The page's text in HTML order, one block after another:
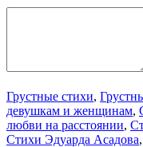
Грустные стихи,
девушкам и женщинам,
любви на расстоянии,
Стихи Эдуарда Асадова,